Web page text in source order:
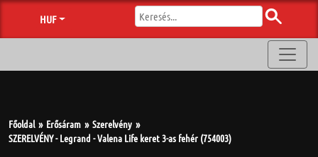
HUF
Főoldal Erősáram
Szerelvény
SZERELVÉNY - Legrand - Valena Life keret 3-as fehér (754003)